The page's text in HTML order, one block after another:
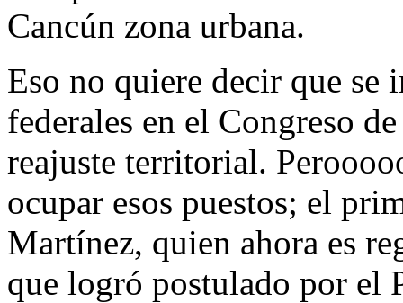
Cancún zona urbana.
Eso no quiere decir que se
federales en el Congreso
reajuste territorial.
ocupar esos puestos; el
Martínez, quien ahora es
que logró postulado por el